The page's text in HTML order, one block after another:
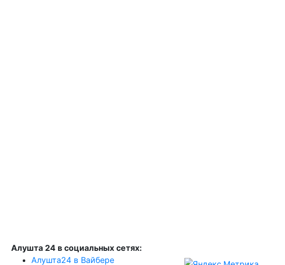
Алушта 24 в социальных сетях:
Алушта24 в Вайбере